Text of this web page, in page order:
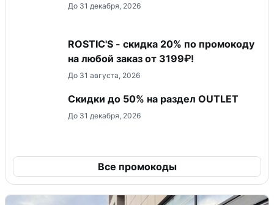
До 31 декабря, 2026
ROSTIC'S - скидка 20% по промокоду
на любой заказ от 3199₽!
До 31 августа, 2026
Скидки до 50% на раздел OUTLET
До 31 декабря, 2026
Все промокоды